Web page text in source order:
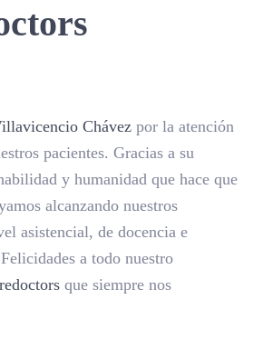
Chávez por la atención
pacientes. Gracias a su
y humanidad que hace que
alcanzando nuestros
asistencial, de docencia e
a todo nuestro
que siempre nos